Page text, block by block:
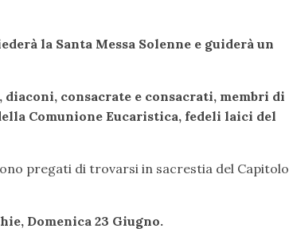
la Santa Messa Solenne e guiderà un
consacrate e consacrati, membri di
Comunione Eucaristica, fedeli laici del
pregati di trovarsi in sacrestia del Capitolo
Domenica 23 Giugno.